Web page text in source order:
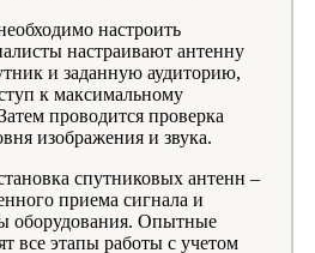
настроить
настраивают антенну
и заданную аудиторию,
к максимальному
проводится проверка
изображения и звука.
спутниковых антенн –
приема сигнала и
оборудования. Опытные
все этапы работы с учетом